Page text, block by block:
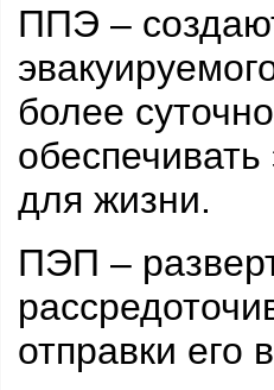
ППЭ –
более
для жизни.
ПЭП –
отправки его